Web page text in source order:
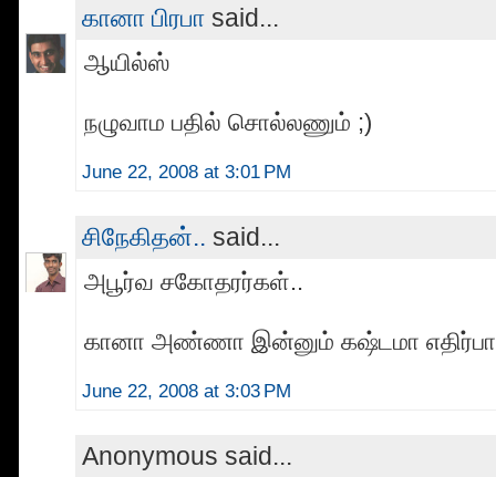
கானா பிரபா said...
ஆயில்ஸ்
நழுவாம பதில் சொல்லணும் ;)
June 22, 2008 at 3:01 PM
சிநேகிதன்.. said...
அபூர்வ சகோதரர்கள்..
கானா அண்ணா இன்னும் கஷ்டமா
June 22, 2008 at 3:03 PM
Anonymous said...